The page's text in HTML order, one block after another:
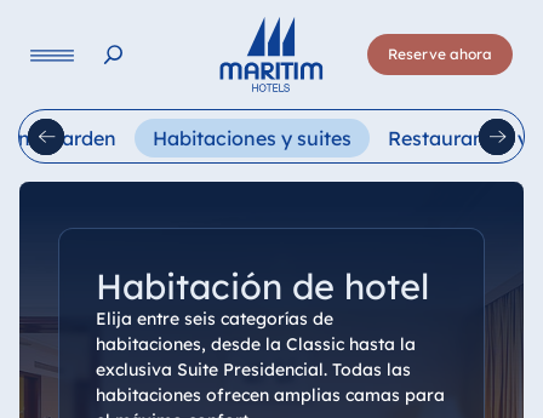
Reserve ahora
Deutsch English Français
Garden Habitaciones y suites Restaurantes y
Habitación de hotel
Elija entre seis categorías de
habitaciones, desde la Classic hasta la
exclusiva Suite Presidencial. Todas las
habitaciones ofrecen amplias camas para